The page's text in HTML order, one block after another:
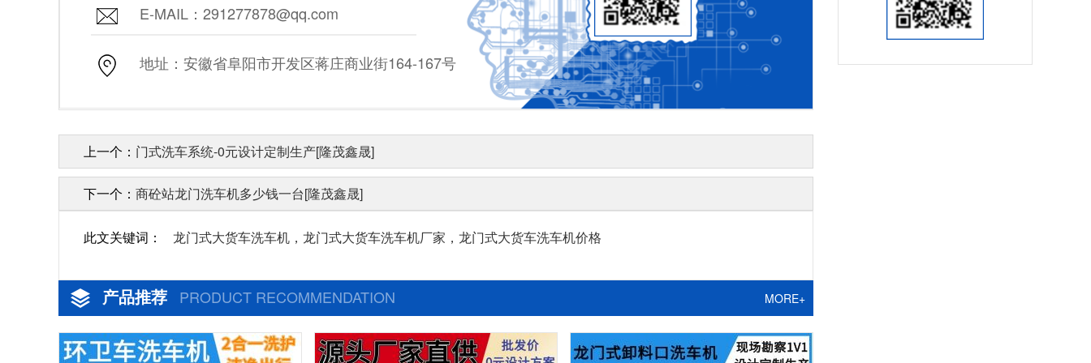
E-MAIL：291277878@qq.com
地址：安徽省阜阳市开发区蒋庄商业街164-167号
上一个： 门式洗车系统-0元设计定制生产[隆茂鑫晟]
下一个： 商砼站龙门洗车机多少钱一台[隆茂鑫晟]
此文关键词： 龙门式大货车洗车机，龙门式大货车洗车机厂家，龙门式大货车洗车机价格
产品推荐 PRODUCT RECOMMENDATION MORE+